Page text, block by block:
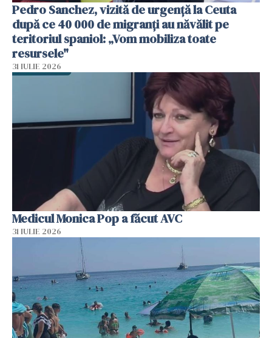
Pedro Sanchez, vizită de urgență la Ceuta
după ce 40 000 de migranți au năvălit pe
teritoriul spaniol: „Vom mobiliza toate
resursele"
31 IULIE 2026
Medicul Monica Pop a făcut AVC
31 IULIE 2026